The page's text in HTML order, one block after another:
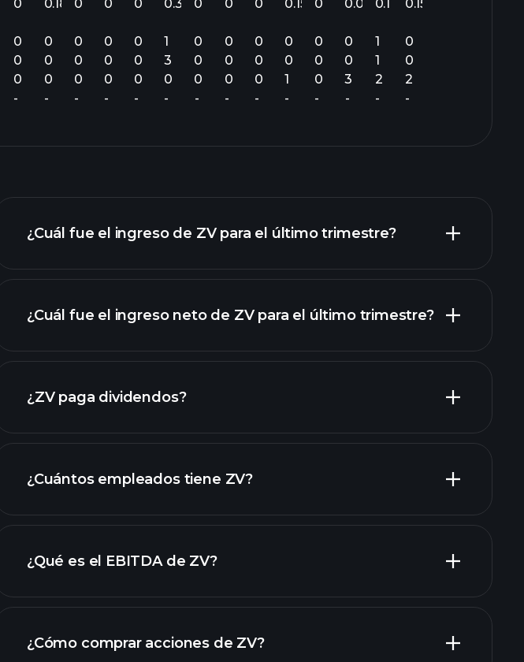
0
0
0
0
-
0.18
0
0
0
-
0
0
0
0
-
0
0
0
0
-
0
0
0
0
-
0.31
1
3
0
-
0
0
0
0
-
0
0
0
0
-
0
0
0
0
-
0.15
0
0
1
-
0
0
0
0
-
0.08
0
0
3
-
0.11
1
1
2
-
0.15
0
0
2
-
¿Cuál fue el ingreso de ZV para el último trimestre?
¿Cuál fue el ingreso neto de ZV para el último trimestre?
informes financieros de ZV
¿ZV paga dividendos?
¿Cuántos empleados tiene ZV?
¿Qué es el EBITDA de ZV?
¿Cómo comprar acciones de ZV?